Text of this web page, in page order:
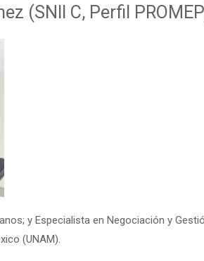
(SNII C, Perfil
y Especialista en Negociación y
(UNAM).